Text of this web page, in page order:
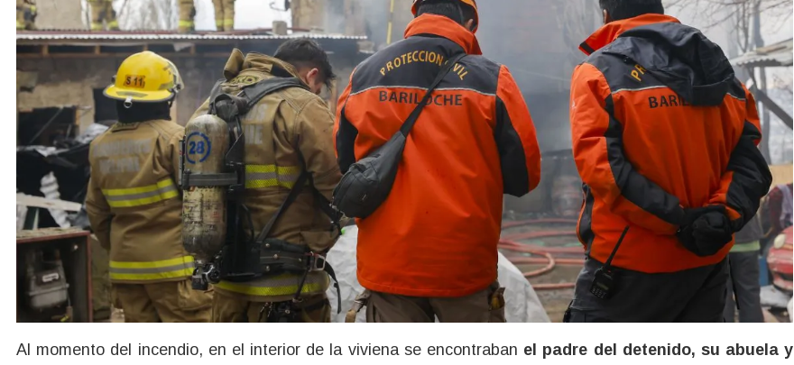
Al momento del incendio, en el interior de la viviena se encontraban el padre del detenido, su abuela y